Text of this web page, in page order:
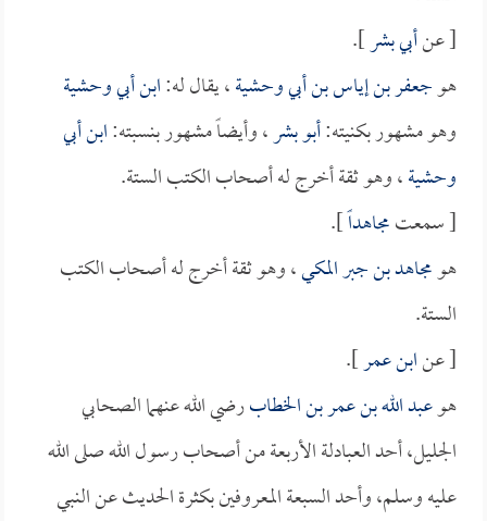
[ عنأبي بشر].
هوجعفر بن إياس بن أبي وحشية، يقال له:ابن أبي وحشية
وهو مشهور بكنيته:أبو بشر، وأيضاً مشهور بنسبته:ابن أبي
وحشية، وهو ثقة أخرج له أصحاب الكتب الستة.
[ سمعتمجاهداً].
هومجاهد بن جبر المكي، وهو ثقة أخرج له أصحاب الكتب
الستة.
[ عنابن عمر].
هوعبد الله بن عمر بن الخطابرضي الله عنهما الصحابي
الجليل، أحد العبادلة الأربعة من أصحاب رسول الله صلى الله
عليه وسلم، وأحد السبعة المعروفين بكثرة الحديث عن النبي